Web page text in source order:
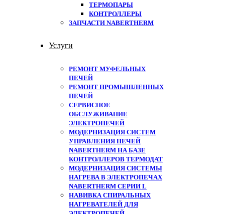
ТЕРМОПАРЫ
КОНТРОЛЛЕРЫ
ЗАПЧАСТИ NABERTHERM
Услуги
РЕМОНТ МУФЕЛЬНЫХ
ПЕЧЕЙ
РЕМОНТ ПРОМЫШЛЕННЫХ
ПЕЧЕЙ
СЕРВИСНОЕ
ОБСЛУЖИВАНИЕ
ЭЛЕКТРОПЕЧЕЙ
МОДЕРНИЗАЦИЯ СИСТЕМ
УПРАВЛЕНИЯ ПЕЧЕЙ
NABERTHERM НА БАЗЕ
КОНТРОЛЛЕРОВ ТЕРМОДАТ
МОДЕРНИЗАЦИЯ СИСТЕМЫ
НАГРЕВА В ЭЛЕКТРОПЕЧАХ
NABERTHERM СЕРИИ L
НАВИВКА СПИРАЛЬНЫХ
НАГРЕВАТЕЛЕЙ ДЛЯ